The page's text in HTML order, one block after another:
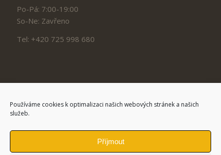
Používáme cookies k optimalizaci našich webových stránek a našich
služeb.
Příjmout
Po-Pá: 7:00-19:00
So-Ne: Zavřeno
Tel: +420 725 998 680